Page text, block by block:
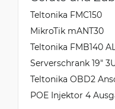
Teltonika FMC150
MikroTik mANT30
Teltonika FMB140
Serverschrank 19"
Teltonika OBD2
POE Injektor 4